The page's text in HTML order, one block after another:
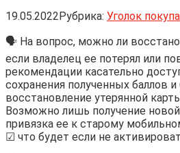
19.05.2022Рубрика: Уголок
🗣 На вопрос, можно ли
если владелец ее потерял или
рекомендации касательно
сохранения полученных баллов
восстановление утерянной
Возможно лишь получение
привязка ее к старому
☑ что будет если не